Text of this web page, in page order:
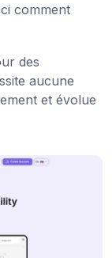
comment
des
aucune
et évolue